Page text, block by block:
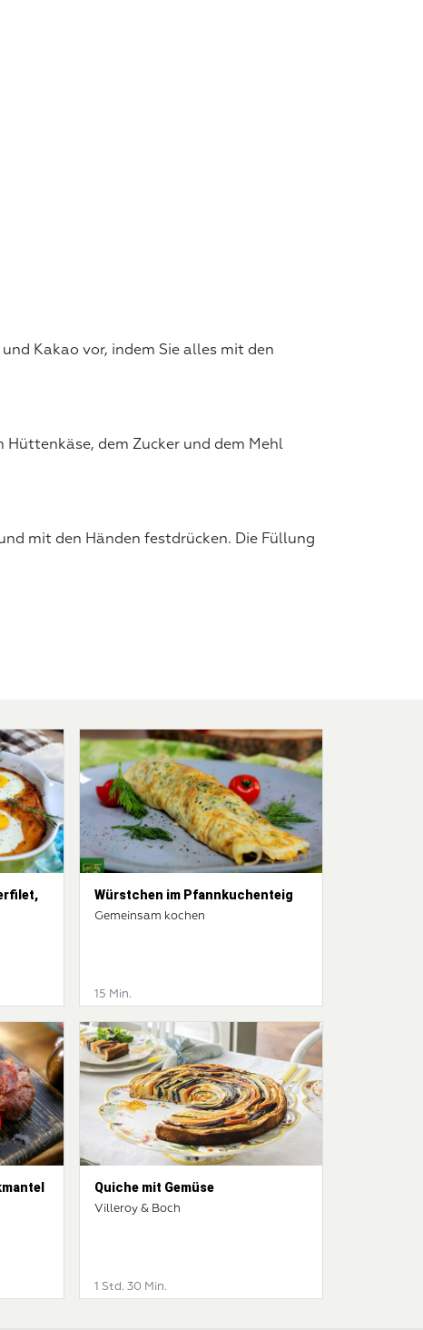
Kakao vor, indem Sie alles mit den
Hüttenkäse, dem Zucker und dem Mehl
mit den Händen festdrücken. Die Füllung
Würstchen im Pfannkuchenteig
Gemeinsam kochen
15 Min.
Quiche mit Gemüse
Villeroy & Boch
1 Std. 30 Min.